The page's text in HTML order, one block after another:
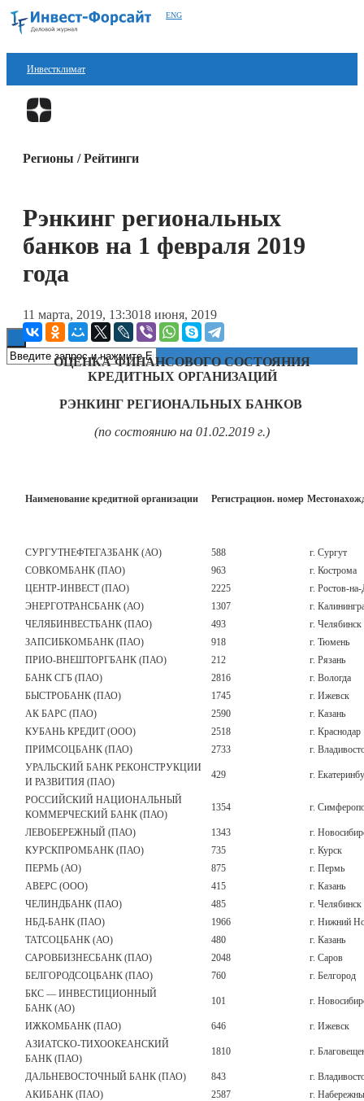
ENG
Инвестклимат
Финансы
Регионы / Рейтинги
Рэнкинг региональных
банков на 1 февраля 2019
года
11 марта, 2019, 13:3018 июня, 2019
ОЦЕНКА ФИНАНСОВОГО СОСТОЯНИЯ
КРЕДИТНЫХ ОРГАНИЗАЦИЙ
РЭНКИНГ РЕГИОНАЛЬНЫХ БАНКОВ
(по состоянию на 01.02.2019 г.)
Наименование кредитной организации Регистрацион. номер
СУРГУТНЕФТЕГАЗБАНК (АО) 588
г. Сургут
СОВКОМБАНК (ПАО)
963
г. Кострома
ЦЕНТР-ИНВЕСТ (ПАО)
2225
г. Ростов-
ЭНЕРГОТРАНСБАНК (АО)
1307
г.
ЧЕЛЯБИНВЕСТБАНК (ПАО)
493
г. Челябинск
ЗАПСИБКОМБАНК (ПАО)
918
г. Тюмень
ПРИО-ВНЕШТОРГБАНК (ПАО)
212
г. Рязань
БАНК СГБ (ПАО)
2816
г. Вологда
БЫСТРОБАНК (ПАО)
1745
г. Ижевск
АК БАРС (ПАО)
2590
г. Казань
КУБАНЬ КРЕДИТ (ООО)
2518
г. Краснодар
ПРИМСОЦБАНК (ПАО)
2733
г.
УРАЛЬСКИЙ БАНК РЕКОНСТРУКЦИИ
И РАЗВИТИЯ (ПАО)
429 г.
РОССИЙСКИЙ НАЦИОНАЛЬНЫЙ
КОММЕРЧЕСКИЙ БАНК (ПАО)
1354 г.
ЛЕВОБЕРЕЖНЫЙ (ПАО) 1343
г.
КУРСКПРОМБАНК (ПАО)
735
г. Курск
ПЕРМЬ (АО)
875
г. Пермь
АВЕРС (ООО)
415
г. Казань
ЧЕЛИНДБАНК (ПАО)
485
г. Челябинск
НБД-БАНК (ПАО)
1966
г. Нижний
ТАТСОЦБАНК (АО)
480
г. Казань
САРОВБИЗНЕСБАНК (ПАО)
2048
г. Саров
БЕЛГОРОДСОЦБАНК (ПАО)
760
г. Белгород
БКС — ИНВЕСТИЦИОННЫЙ
БАНК (АО)
101 г.
ИЖКОМБАНК (ПАО) 646
г. Ижевск
АЗИАТСКО-ТИХООКЕАНСКИЙ
БАНК (ПАО)
1810 г.
ДАЛЬНЕВОСТОЧНЫЙ БАНК (ПАО) 843
г.
АКИБАНК (ПАО)
2587
г.